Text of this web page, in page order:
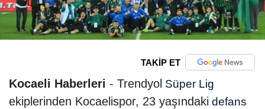
TAKİP ET
Kocaeli Haberleri - Trendyol Süper Lig
ekiplerinden Kocaelispor, 23 yaşındaki defans